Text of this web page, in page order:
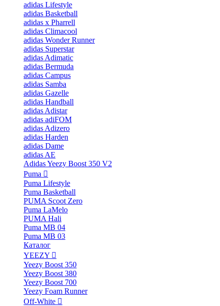
adidas Lifestyle
adidas Basketball
adidas x Pharrell
adidas Climacool
adidas Wonder Runner
adidas Superstar
adidas Adimatic
adidas Bermuda
adidas Campus
adidas Samba
adidas Gazelle
adidas Handball
adidas Adistar
adidas adiFOM
adidas Adizero
adidas Harden
adidas Dame
adidas AE
Adidas Yeezy Boost 350 V2
Puma
Puma Lifestyle
Puma Basketball
PUMA Scoot Zero
Puma LaMelo
PUMA Hali
Puma MB 04
Puma MB 03
Каталог
YEEZY
Yeezy Boost 350
Yeezy Boost 380
Yeezy Boost 700
Yeezy Foam Runner
Off-White